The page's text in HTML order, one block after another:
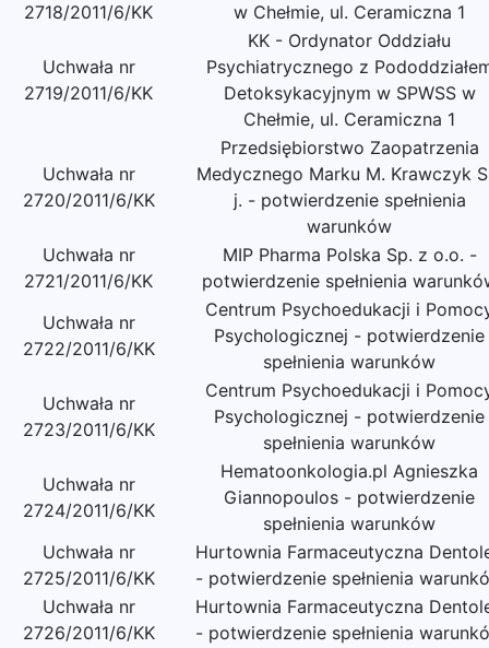
2718/2011/6/KK
w Chełmie, ul. Ceramiczna 1
Uchwała nr
2719/2011/6/KK
KK - Ordynator Oddziału
Psychiatrycznego z
Detoksykacyjnym w SPWSS w
Chełmie, ul. Ceramiczna 1
Uchwała nr
2720/2011/6/KK
Przedsiębiorstwo Zaopatrzenia
Medycznego Marku M. Krawczyk
j. - potwierdzenie spełnienia
warunków
Uchwała nr
2721/2011/6/KK
MIP Pharma Polska Sp. z o.o. -
potwierdzenie spełnienia
Uchwała nr
2722/2011/6/KK
Centrum Psychoedukacji i
Psychologicznej - potwierdzenie
spełnienia warunków
Uchwała nr
2723/2011/6/KK
Centrum Psychoedukacji i
Psychologicznej - potwierdzenie
spełnienia warunków
Uchwała nr
2724/2011/6/KK
Hematoonkologia.pl Agnieszka
Giannopoulos - potwierdzenie
spełnienia warunków
Uchwała nr
2725/2011/6/KK
Hurtownia Farmaceutyczna
- potwierdzenie spełnienia
Uchwała nr
2726/2011/6/KK
Hurtownia Farmaceutyczna
- potwierdzenie spełnienia